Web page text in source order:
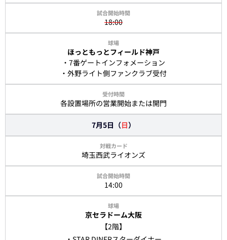
18:00
ほっともっとフィールド神戸
・7番ゲートインフォメーション
・外野ライト側ファンクラブ受付
各設置場所の営業開始または開門
7月5日（日）
埼玉西武ライオンズ
14:00
京セラドーム大阪
【2階】